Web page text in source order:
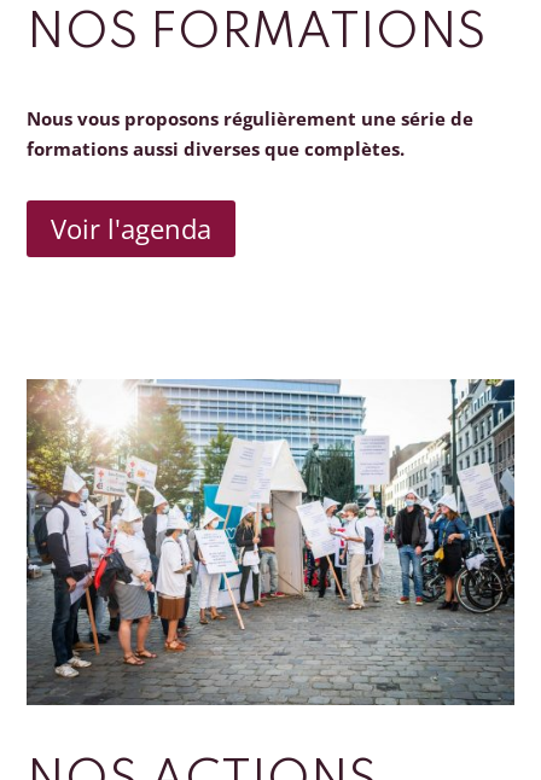
NOS FORMATIONS
Nous vous proposons régulièrement une série de
formations aussi diverses que complètes.
Voir l'agenda